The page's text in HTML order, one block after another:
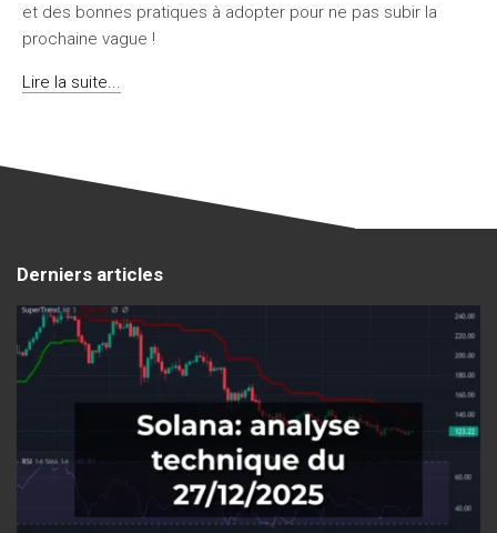
et des bonnes pratiques à adopter pour ne pas subir la
prochaine vague !
Lire la suite...
Derniers articles